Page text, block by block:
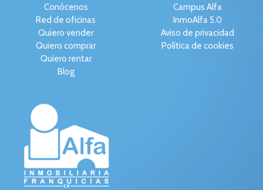
Conócenos
Red de oficinas
Quiero vender
Quiero comprar
Quiero rentar
Blog
Campus Alfa
InmoAlfa 5.0
Aviso de privacidad
Política de cookies